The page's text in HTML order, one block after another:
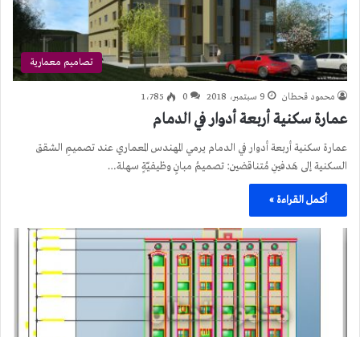
تصاميم معمارية
محمود قحطان 9 سبتمبر، 2018 0 1٬785
عمارة سكنية أربعة أدوار في الدمام
عمارة سكنية أربعة أدوار في الدمام يرمي المهندس المعماري عند تصميمِ الشقق
السكنية إلى هَدفينِ مُتناقضين: تصميمُ مبانٍ وظيفيّةٍ سهلة…
أكمل القراءة »